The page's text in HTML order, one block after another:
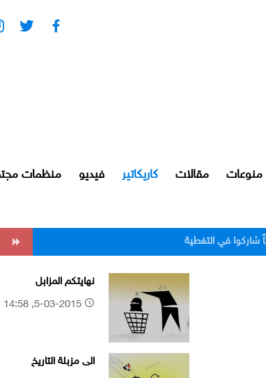
منوعات مقالات كاريكاتير فيديو منظمات
نهايتكم المزابل
الى مزبلة التاريخ